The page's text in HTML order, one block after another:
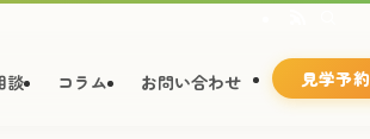
談 コラム お問い合わせ 見学予約